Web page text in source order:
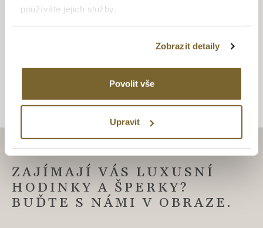
používáte jejich služby.
Zobrazit detaily
Povolit vše
Upravit
diamanty, které jsou pečlivě a znalecky vybírané pod
dohledem opravdových odborníků se v rukách zručných
obdivu. Šperky v nadčasovém designu s puncem grácie a
ZAJÍMAJÍ VÁS LUXUSNÍ
HODINKY A ŠPERKY?
BUĎTE S NÁMI V OBRAZE.